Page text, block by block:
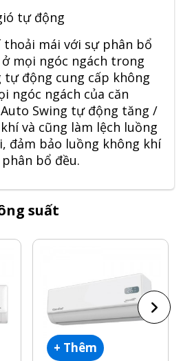
tự động
mái với sự phân bổ
mọi ngóc ngách trong
tự động cung cấp không
ngóc ngách của căn
Swing tự động tăng /
và cũng làm lệch luồng
đảm bảo luồng không khí
bổ đều.
suất
+ Thêm